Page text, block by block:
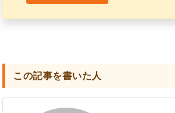
この記事を書いた人